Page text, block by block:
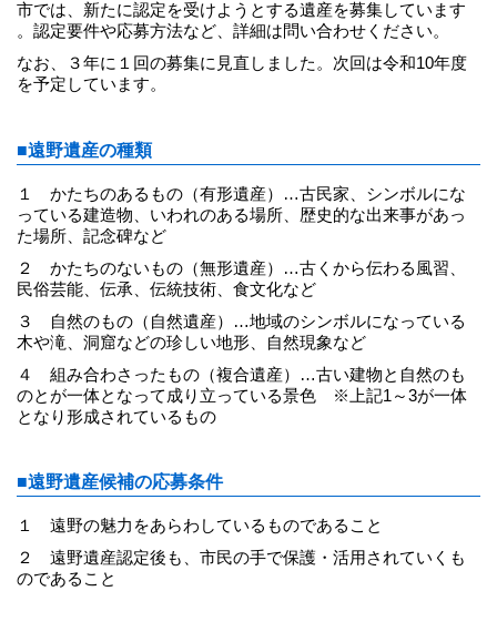
市では、新たに認定を受けようとする遺産を募集しています
。認定要件や応募方法など、詳細は問い合わせください。
なお、３年に１回の募集に見直しました。次回は令和10年度
を予定しています。
■遠野遺産の種類
１ かたちのあるもの（有形遺産）…古民家、シンボルにな
っている建造物、いわれのある場所、歴史的な出来事があっ
た場所、記念碑など
２ かたちのないもの（無形遺産）…古くから伝わる風習、
民俗芸能、伝承、伝統技術、食文化など
３ 自然のもの（自然遺産）…地域のシンボルになっている
木や滝、洞窟などの珍しい地形、自然現象など
４ 組み合わさったもの（複合遺産）…古い建物と自然のも
のとが一体となって成り立っている景色 ※上記1～3が一体
となり形成されているもの
■遠野遺産候補の応募条件
１ 遠野の魅力をあらわしているものであること
２ 遠野遺産認定後も、市民の手で保護・活用されていくも
のであること